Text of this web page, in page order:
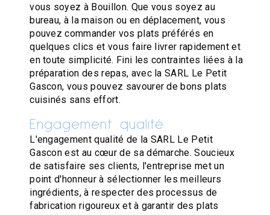
vous soyez à Bouillon. Que vous soyez au
bureau, à la maison ou en déplacement, vous
pouvez commander vos plats préférés en
quelques clics et vous faire livrer rapidement et
en toute simplicité. Fini les contraintes liées à la
préparation des repas, avec la SARL Le Petit
Gascon, vous pouvez savourer de bons plats
cuisinés sans effort.
Engagement qualité
L'engagement qualité de la SARL Le Petit
Gascon est au cœur de sa démarche. Soucieux
de satisfaire ses clients, l'entreprise met un
point d'honneur à sélectionner les meilleurs
ingrédients, à respecter des processus de
fabrication rigoureux et à garantir des plats